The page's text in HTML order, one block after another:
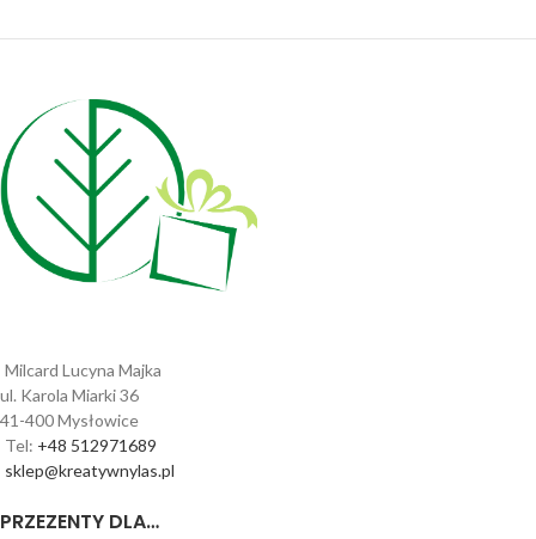
Milcard Lucyna Majka
ul. Karola Miarki 36
41-400 Mysłowice
Tel: +48 512971689
sklep@kreatywnylas.pl
PRZEZENTY DLA…